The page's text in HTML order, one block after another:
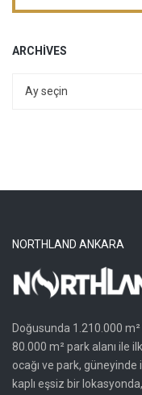
ARCHIVES
Ay seçin
NORTHLAND ANKARA
Doğusunda 1.210.000
80.000 m² park alanı ile
ocağı ve park,
kaplı eşsiz bir